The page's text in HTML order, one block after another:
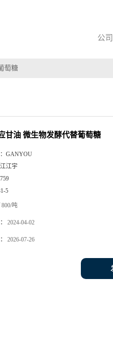
公
萄糖
甘油 微生物发酵代替葡萄糖
GANYOU
江宇
5
吨
2024-04-02
2026-07-26